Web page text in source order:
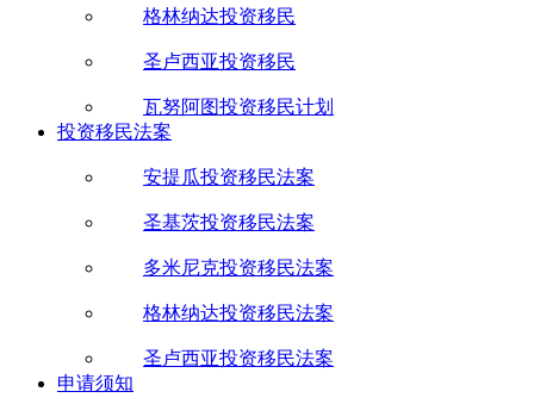
格林纳达投资移民
圣卢西亚投资移民
瓦努阿图投资移民计划
投资移民法案
安提瓜投资移民法案
圣基茨投资移民法案
多米尼克投资移民法案
格林纳达投资移民法案
圣卢西亚投资移民法案
申请须知